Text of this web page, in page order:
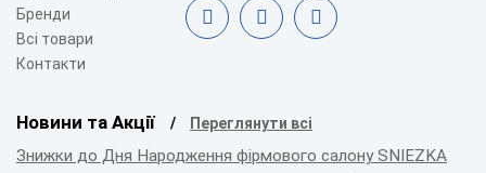
Бренди
Всі товари
Контакти
Новини та Акції Переглянути всі
Знижки до Дня Народження фірмового салону SNIEZKA